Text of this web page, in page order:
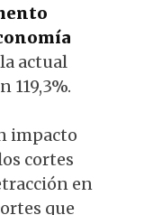
actual
119,3%.
impacto
cortes
en
que